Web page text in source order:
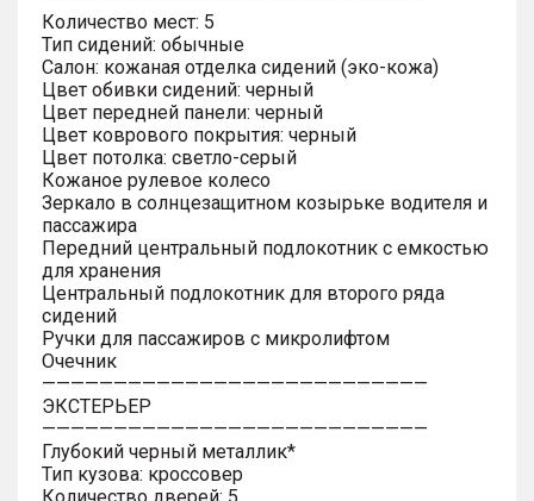
Количество мест: 5
Тип сидений: обычные
Салон: кожаная отделка сидений (эко-кожа)
Цвет обивки сидений: черный
Цвет передней панели: черный
Цвет коврового покрытия: черный
Цвет потолка: светло-серый
Кожаное рулевое колесо
Зеркало в солнцезащитном козырьке водителя и
пассажира
Передний центральный подлокотник с емкостью
для хранения
Центральный подлокотник для второго ряда
сидений
Ручки для пассажиров с микролифтом
Очечник
———————————————————————————
ЭКСТЕРЬЕР
———————————————————————————
Глубокий черный металлик*
Тип кузова: кроссовер
Количество дверей: 5